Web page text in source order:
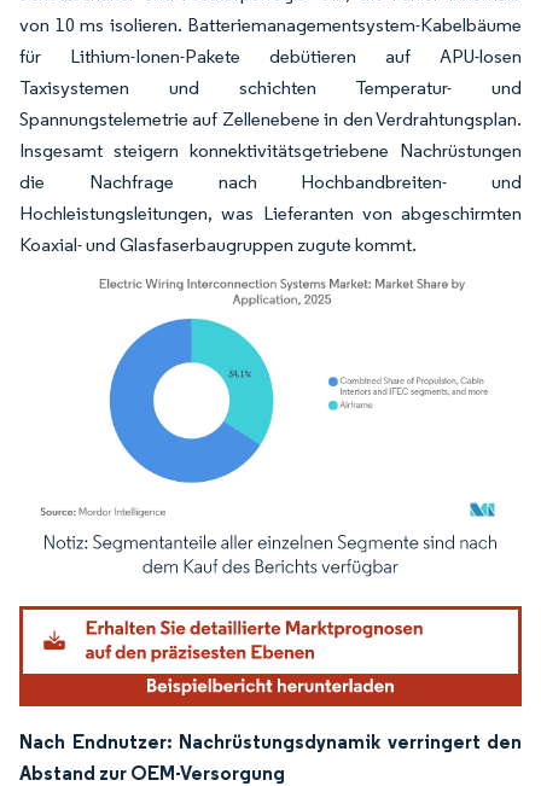
von 10 ms isolieren. Batteriemanagementsystem-Kabelbäume
für Lithium-Ionen-Pakete debütieren auf APU-losen
Taxisystemen und schichten Temperatur- und
Spannungstelemetrie auf Zellenebene in den Verdrahtungsplan.
Insgesamt steigern konnektivitätsgetriebene Nachrüstungen
die Nachfrage nach Hochbandbreiten- und
Hochleistungsleitungen, was Lieferanten von abgeschirmten
Koaxial- und Glasfaserbaugruppen zugute kommt.
Bild © Mordor Intelligence. Wiederverwendung erfordert Namensnennung
Nach Endnutzer: Nachrüstungsdynamik verringert den
Abstand zur OEM-Versorgung